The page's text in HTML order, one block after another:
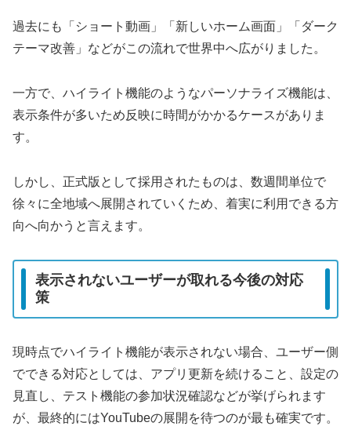
過去にも「ショート動画」「新しいホーム画面」「ダーク
テーマ改善」などがこの流れで世界中へ広がりました。
一方で、ハイライト機能のようなパーソナライズ機能は、
表示条件が多いため反映に時間がかかるケースがありま
す。
しかし、正式版として採用されたものは、数週間単位で
徐々に全地域へ展開されていくため、着実に利用できる方
向へ向かうと言えます。
表示されないユーザーが取れる今後の対応
策
現時点でハイライト機能が表示されない場合、ユーザー側
でできる対応としては、アプリ更新を続けること、設定の
見直し、テスト機能の参加状況確認などが挙げられます
が、最終的にはYouTubeの展開を待つのが最も確実です。